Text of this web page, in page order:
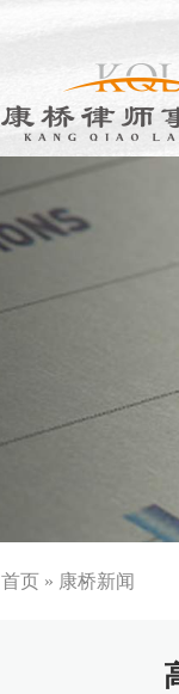
首页 » 康桥新闻